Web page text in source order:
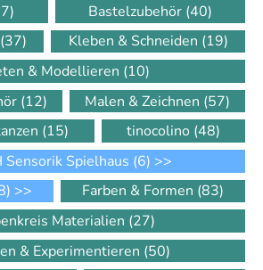
Bastelzubehör (40)
(37) Kleben & Schneiden (19)
& Modellieren (10)
(12) Malen & Zeichnen (57)
(15) tinocolino (48)
Sensorik Spielhaus (6) >>
>> Farben & Formen (83)
Materialien (27)
& Experimentieren (50)